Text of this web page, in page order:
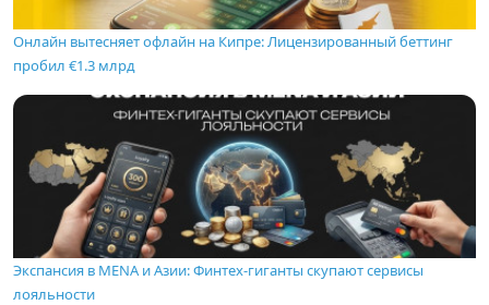
Онлайн вытесняет офлайн на Кипре: Лицензированный беттинг
пробил €1.3 млрд
Экспансия в MENA и Азии: Финтех-гиганты скупают сервисы
лояльности